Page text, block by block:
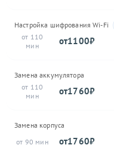
Настройка шифрования Wi-Fi
110
1100
Замена аккумулятора
110
1760
Замена корпуса
90
1760